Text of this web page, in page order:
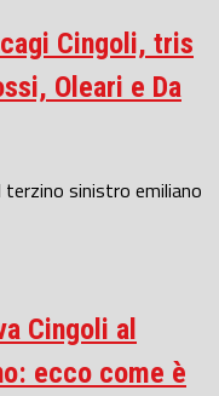
Cingoli, tris
Oleari e Da
terzino sinistro emiliano
Cingoli al
ecco come è